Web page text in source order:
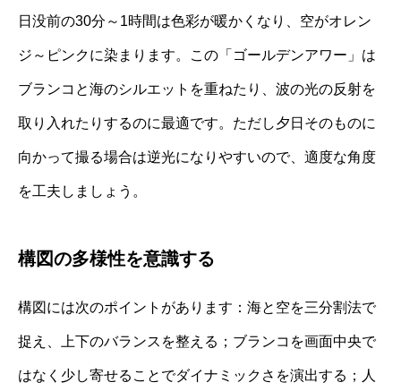
日没前の30分～1時間は色彩が暖かくなり、空がオレン
ジ～ピンクに染まります。この「ゴールデンアワー」は
ブランコと海のシルエットを重ねたり、波の光の反射を
取り入れたりするのに最適です。ただし夕日そのものに
向かって撮る場合は逆光になりやすいので、適度な角度
を工夫しましょう。
構図の多様性を意識する
構図には次のポイントがあります：海と空を三分割法で
捉え、上下のバランスを整える；ブランコを画面中央で
はなく少し寄せることでダイナミックさを演出する；人